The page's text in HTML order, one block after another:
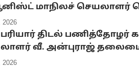
மாநிலச்
2026
திடல் பணித்தோழர்
வீ. அன்புராஜ்
2026